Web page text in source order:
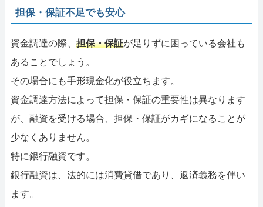
担保・保証不足でも安心
資金調達の際、 担保・保証が足りずに困っている会社も
あることでしょう。
その場合にも手形現金化が役立ちます。
資金調達方法によって担保・保証の重要性は異なります
が、融資を受ける場合、担保・保証がカギになることが
少なくありません。
特に銀行融資です。
銀行融資は、法的には消費貸借であり、返済義務を伴い
ます。